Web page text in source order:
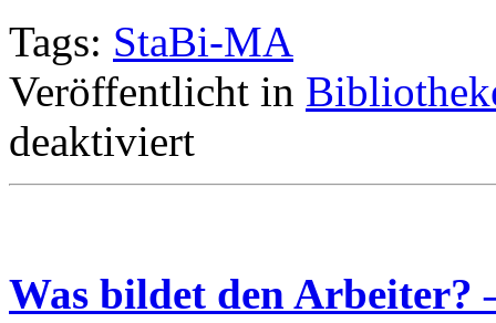
Tags: StaBi-MA
Veröffentlicht in
deaktiviert
Was bildet den